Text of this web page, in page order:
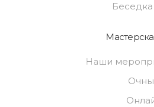
Беседка
Наши